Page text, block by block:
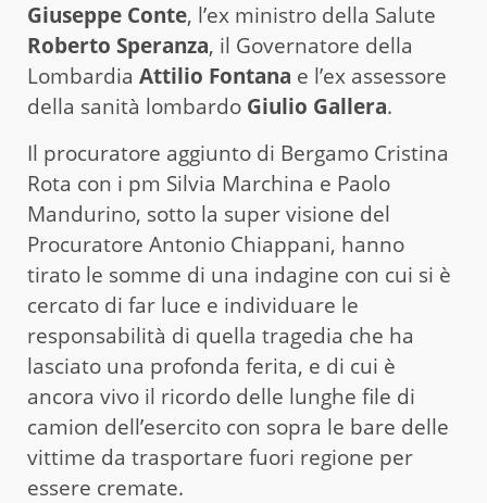
Giuseppe Conte, l’ex ministro della Salute
Roberto Speranza, il Governatore della
Lombardia Attilio Fontana e l’ex assessore
della sanità lombardo Giulio Gallera.
Il procuratore aggiunto di Bergamo Cristina
Rota con i pm Silvia Marchina e Paolo
Mandurino, sotto la super visione del
Procuratore Antonio Chiappani, hanno
tirato le somme di una indagine con cui si è
cercato di far luce e individuare le
responsabilità di quella tragedia che ha
lasciato una profonda ferita, e di cui è
ancora vivo il ricordo delle lunghe file di
camion dell’esercito con sopra le bare delle
vittime da trasportare fuori regione per
essere cremate.